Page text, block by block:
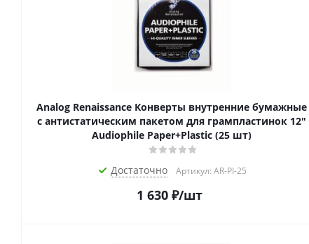
Analog Renaissance Конверты внутренние бумажные
с антистатическим пакетом для грампластинок 12"
Audiophile Paper+Plastic (25 шт)
Достаточно Артикул: AR-PI-25
1 630₽/шт